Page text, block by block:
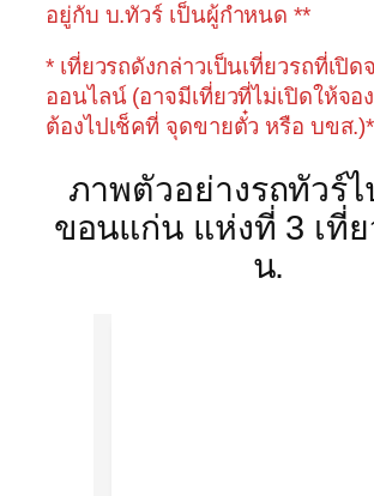
อยู่กับ บ.ทัวร์ เป็นผู้กำหนด **
* เที่ยวรถดังกล่าวเป็นเที่ยวรถที่เปิด
ออนไลน์ (อาจมีเที่ยวที่ไม่เปิดให้จอ
ต้องไปเช็คที่ จุดขายตั๋ว หรือ บขส.)*
ภาพตัวอย่างรถทัวร์
ขอนแก่น แห่งที่ 3 เที่ย
น.